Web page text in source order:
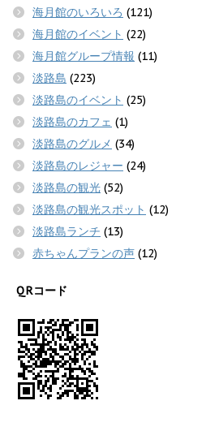
海月館のいろいろ (121)
海月館のイベント (22)
海月館グループ情報 (11)
淡路島 (223)
淡路島のイベント (25)
淡路島のカフェ (1)
淡路島のグルメ (34)
淡路島のレジャー (24)
淡路島の観光 (52)
淡路島の観光スポット (12)
淡路島ランチ (13)
赤ちゃんプランの声 (12)
QRコード